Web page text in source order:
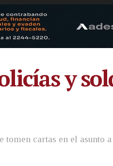
y
cartas en el asunto